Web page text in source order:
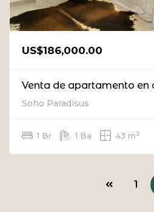
US$186,000.00
Soho Paradisus
1 Br 1 Ba 43 m2
1